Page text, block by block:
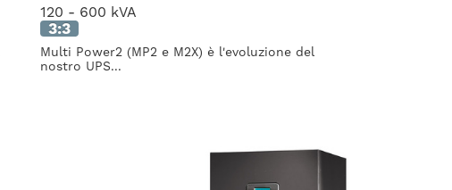
120 - 600 kVA
3:3
Multi Power2 (MP2 e M2X) è l'evoluzione del
nostro UPS...